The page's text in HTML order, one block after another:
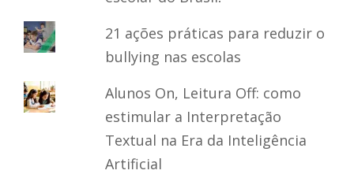
21 ações práticas para reduzir o
bullying nas escolas
Alunos On, Leitura Off: como
estimular a Interpretação
Textual na Era da Inteligência
Artificial